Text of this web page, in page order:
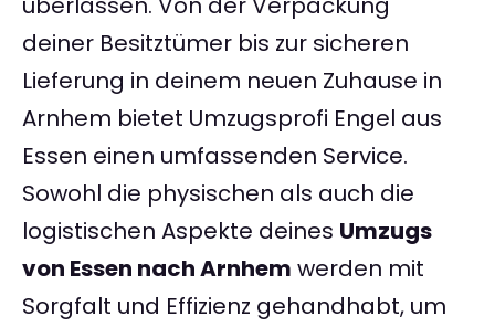
deiner Besitztümer bis zur sicheren
Lieferung in deinem neuen Zuhause in
Arnhem bietet Umzugsprofi Engel aus
Essen einen umfassenden Service.
Sowohl die physischen als auch die
logistischen Aspekte deines Umzugs
von Essen nach Arnhem werden mit
Sorgfalt und Effizienz gehandhabt, um